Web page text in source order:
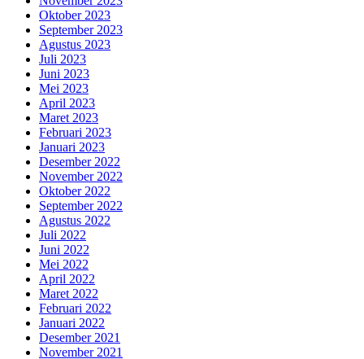
Oktober 2023
September 2023
Agustus 2023
Juli 2023
Juni 2023
Mei 2023
April 2023
Maret 2023
Februari 2023
Januari 2023
Desember 2022
November 2022
Oktober 2022
September 2022
Agustus 2022
Juli 2022
Juni 2022
Mei 2022
April 2022
Maret 2022
Februari 2022
Januari 2022
Desember 2021
November 2021